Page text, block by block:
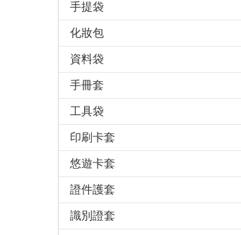
手提袋
化妝包
資料袋
手冊套
工具袋
印刷卡套
悠遊卡套
證件護套
識別證套